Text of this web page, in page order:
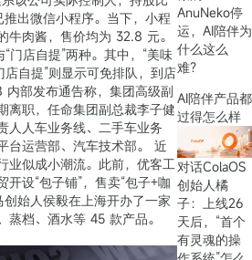
出微信小程序。当下，小程
牛肉酱，售价均为 32.8 元。
门店自提”两种。其中，“美味
店自提”则显示可免排队，到店
部发布通告称，集团高级副
离职，任命集团副总裁李子健
人人车业务线、二手车业务
台运营部、汽车技术部。 近
业似成小潮流。此前，优客工
设“包子铺”，售卖“包子+咖
始人侯毅在上海开办了一家
蒸档、酒水等 45 款产品。
AnuNeko停
运，AI陪伴为
什么这么
难？
AI陪伴产品都
过得怎么样
对话ColaOS
创始人橘
子：上线26
天后，“首个
有灵魂的操